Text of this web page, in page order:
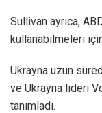
Sullivan ayrıca,
kullanabilmeleri
Ukrayna uzun
ve Ukrayna lideri
tanımladı.